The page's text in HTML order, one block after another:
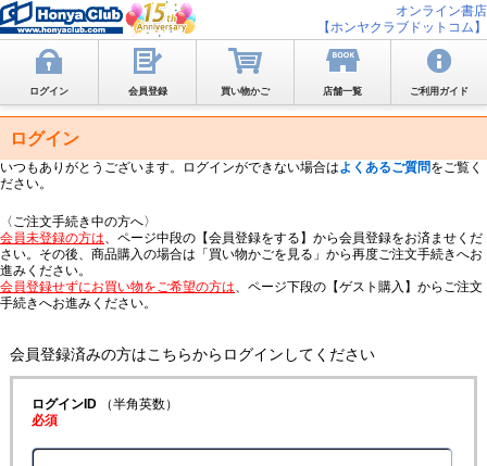
オンライン書店
【ホンヤクラブドットコム】
ログイン 会員登録 買い物かご 店舗一覧 ご利用ガイド
ログイン
いつもありがとうございます。ログインができない場合はよくあるご質問をご覧く
ださい。
〈ご注文手続き中の方へ〉
会員未登録の方は、ページ中段の【会員登録をする】から会員登録をお済ませくだ
さい。その後、商品購入の場合は「買い物かごを見る」から再度ご注文手続きへお
進みください。
会員登録せずにお買い物をご希望の方は、ページ下段の【ゲスト購入】からご注文
手続きへお進みください。
会員登録済みの方はこちらからログインしてください
ログインID（半角英数）
必須